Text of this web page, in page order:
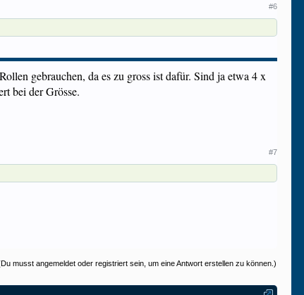
#6
gebrauchen, da es zu gross ist dafür. Sind ja etwa 4 x
bei der Grösse.
#7
musst angemeldet oder registriert sein, um eine Antwort erstellen zu können.)